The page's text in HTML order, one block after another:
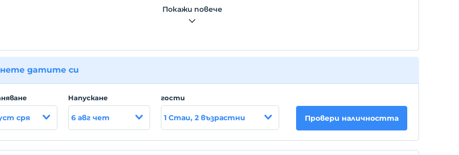
Покажи повече
датите си
сря
Hапускане
6 авг чет
гости
1 Стаи, 2 възрастни Провери наличността